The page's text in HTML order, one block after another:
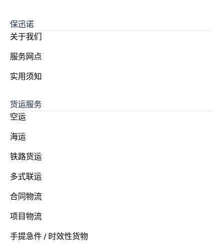
保迅诺
关于我们
服务网点
实用须知
货运服务
空运
海运
铁路货运
多式联运
合同物流
项目物流
手提急件 / 时效性货物